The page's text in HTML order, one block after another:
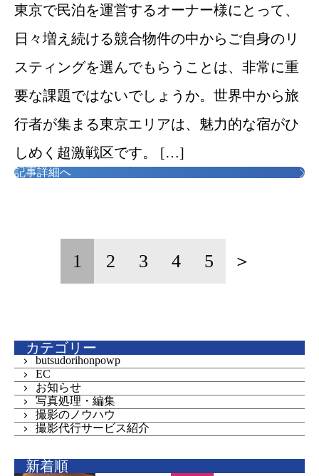
東京で民泊を運営するオーナー様にとって、
日々増え続ける競合物件の中からご自身のリ
スティングを選んでもらうことは、非常に重
要な課題ではないでしょうか。世界中から旅
行者が集まる東京エリアは、魅力的な宿がひ
しめく超激戦区です。 […]
記事詳細へ
1 2 3 4 5 ＞
カテゴリー
butsudorihonpowp
EC
お知らせ
写真処理・編集
撮影のノウハウ
撮影代行サービス紹介
新着順